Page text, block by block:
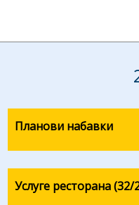
Планови набавки
Услуге ресторана (32/